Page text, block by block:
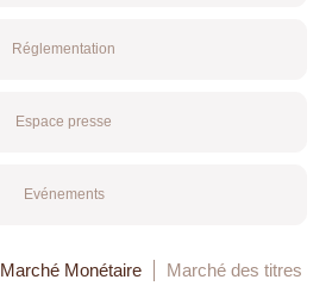
Réglementation
Espace presse
Evénements
Marché Monétaire Marché des titres